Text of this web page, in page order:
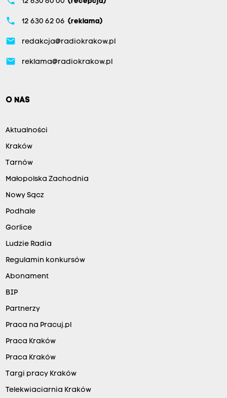
phone 12 630 62 06 (reklama)
email redakcja@radiokrakow.pl
email reklama@radiokrakow.pl
O NAS
Aktualności
Kraków
Tarnów
Małopolska Zachodnia
Nowy Sącz
Podhale
Gorlice
Ludzie Radia
Regulamin konkursów
Abonament
BIP
Partnerzy
Praca na Pracuj.pl
Praca Kraków
Praca Kraków
Targi pracy Kraków
Telekwiaciarnia Kraków